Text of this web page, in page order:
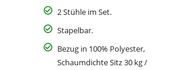
2 Stühle im Set.
Stapelbar.
Bezug in 100% Polyester,
Schaumdichte Sitz 30 kg /